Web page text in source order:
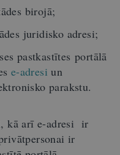
birojā;
juridisko adresi;
pastkastītes portālā
e-adresi un
parakstu.
kā arī e-adresi ir
rivātpersonai ir